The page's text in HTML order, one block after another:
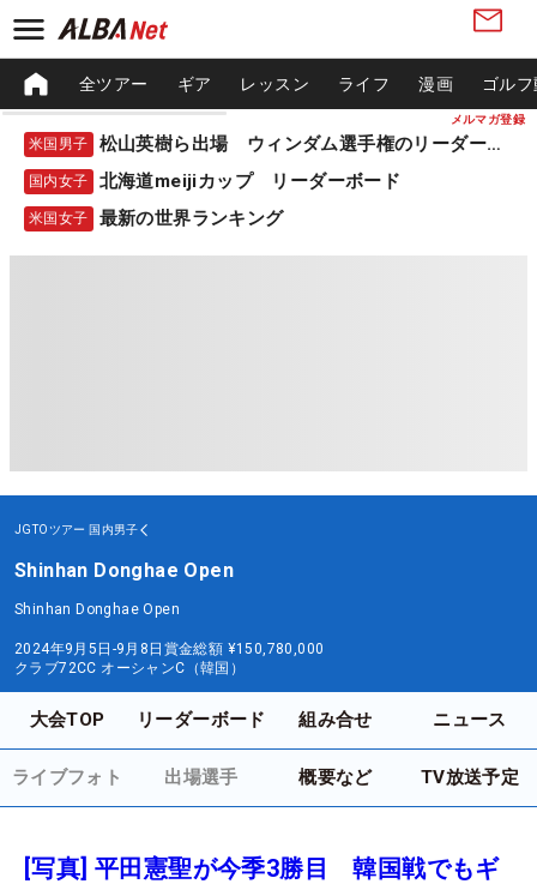
メルマガ登録
全ツアー ギア レッスン ライフ 漫画 ゴル
米国男子 松山英樹ら出場 ウィンダム選手権のリーダーボード
国内女子 北海道meijiカップ リーダーボード
米国女子 最新の世界ランキング
JGTOツアー 国内男子
Shinhan Donghae Open
Shinhan Donghae Open
2024年9月5日-9月8日 賞金総額 ¥150,780,000
クラブ72CC オーシャンC（韓国）
大会TOP リーダーボード 組み合せ ニュース
ライブフォト 出場選手 概要など TV放送予定
[写真] 平田憲聖が今季3勝目 韓国戦でもギ